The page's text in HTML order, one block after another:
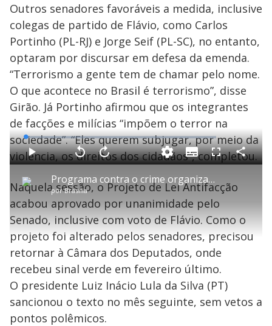
Outros senadores favoráveis a medida, inclusive
colegas de partido de Flávio, como Carlos
Portinho (PL-RJ) e Jorge Seif (PL-SC), no entanto,
optaram por discursar em defesa da emenda.
“Terrorismo a gente tem de chamar pelo nome.
O que acontece no Brasil é terrorismo”, disse
Girão. Já Portinho afirmou que os integrantes
de facções e milícias “impõem o terror na
sociedade”. “Eles querem subjugar, por meio da
violência, os direitos dos cidadãos”, completou.
P
l
a
y
Programa contra o crime organizado lançado pelo governo prevê R$ 11 bi em investimento
porBrasília
P V
t
a
r
0
s
e
g
n
d
s
A
n
ç
a
s
e
u
n
o
s
M
u
o
L
o
a
d
e
:
1
.
9
6
%
S
u
b
i
t
l
s
F
s
c
e
e
n
C
o
a
Naquela sessão, o Projeto de Lei Antifacção
acabou aprovado por unanimidade pelo
Senado, inclusive com voto de Flávio. Como o
projeto foi alterado pelos senadores, precisou
retornar à Câmara dos Deputados, onde
recebeu sinal verde em fevereiro último.
O presidente Luiz Inácio Lula da Silva (PT)
sancionou o texto no mês seguinte, sem vetos a
pontos polêmicos.